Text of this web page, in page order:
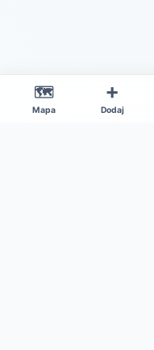
🗺️
Mapa
➕
Dodaj